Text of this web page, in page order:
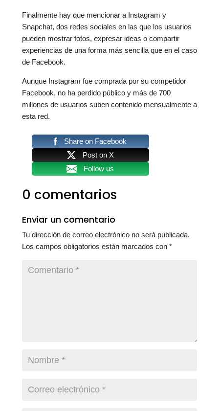
Finalmente hay que mencionar a Instagram y
Snapchat, dos redes sociales en las que los usuarios
pueden mostrar fotos, expresar ideas o compartir
experiencias de una forma más sencilla que en el caso
de Facebook.
Aunque Instagram fue comprada por su competidor
Facebook, no ha perdido público y más de 700
millones de usuarios suben contenido mensualmente a
esta red.
Share on Facebook
Post on X
Follow us
0 comentarios
Enviar un comentario
Tu dirección de correo electrónico no será publicada.
Los campos obligatorios están marcados con *